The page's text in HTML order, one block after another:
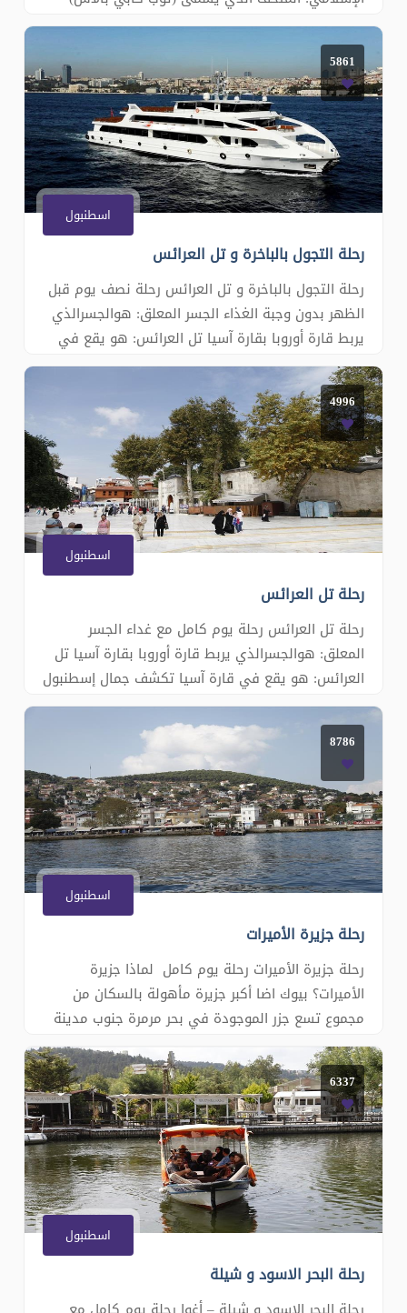
وكان سكن السلاطين والأمراء في أيام الدولة العثمانية
ويوجد فيه الآثار الإسلامية مثل سيف الرسول محمد
(ص) وسهمه وجزء من شعره ومصحف عثمان بن عفان
رضي الله عنه وخزينة الدو
5861
اسطنبول
رحلة التجول بالباخرة و تل العرائس
رحلة التجول بالباخرة و تل العرائس رحلة نصف يوم قبل
الظهر بدون وجبة الغذاء الجسر المعلق: هوالجسرالذي
يربط قارة أوروبا بقارة آسيا تل العرائس: هو يقع في
قارة آسيا تكشف جمال إسطنبول من أعلى نقطة في
المدينة القارتين: قارة أوروبا و بقارة آسيا جولة بحرية
في مضيق البوسفور: نمتع برؤية القارتين الآسيوية
والأ�
4996
اسطنبول
رحلة تل العرائس
رحلة تل العرائس رحلة يوم كامل مع غداء الجسر
المعلق: هوالجسرالذي يربط قارة أوروبا بقارة آسيا تل
العرائس: هو يقع في قارة آسيا تكشف جمال إسطنبول
من أعلى نقطة في المدينة القارتين: قارة أوروبا و
بقارة آسيا قصر دولما بهشه : الباب العالي مركز
الخلافة العثمانية يضم285 غرفة 46 قاعة يقع على
مطل البوسفور اورت�
8786
اسطنبول
رحلة جزيرة الأميرات
رحلة جزيرة الأميرات رحلة يوم كامل لماذا جزيرة
الأميرات؟ بيوك اضا أكبر جزيرة مأهولة بالسكان من
مجموع تسع جزر الموجودة في بحر مرمرة جنوب مدينة
اسطنبول وكانت تاريخياَ منفى للأمراء و الأميرات
البيزنطيين، ولذا تتميز بعمران فريد من نوعه من قصور و
فلل صغيرة, كما تتميز بطبيعة غنية من غابات و
شواطىء
6337
اسطنبول
رحلة البحر الاسود و شيلة